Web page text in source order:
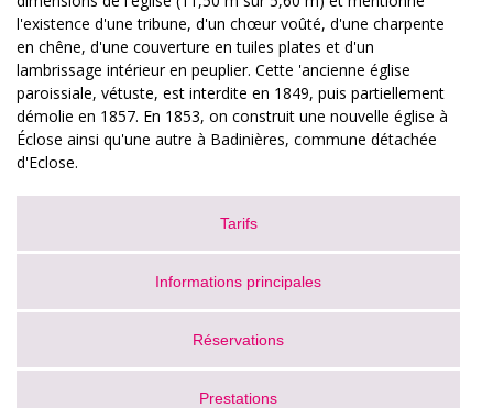
l'existence d'une tribune, d'un chœur voûté, d'une charpente
en chêne, d'une couverture en tuiles plates et d'un
lambrissage intérieur en peuplier. Cette 'ancienne église
paroissiale, vétuste, est interdite en 1849, puis partiellement
démolie en 1857. En 1853, on construit une nouvelle église à
Éclose ainsi qu'une autre à Badinières, commune détachée
d'Eclose.
Tarifs
Informations principales
Réservations
Prestations